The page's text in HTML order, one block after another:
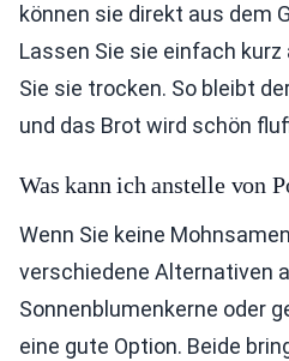
können sie direkt aus dem
Lassen Sie sie einfach
Sie sie trocken. So bleibt
und das Brot wird schön
Was kann ich anstelle von
Wenn Sie keine
verschiedene Alternativen
Sonnenblumenkerne oder
eine gute Option. Beide